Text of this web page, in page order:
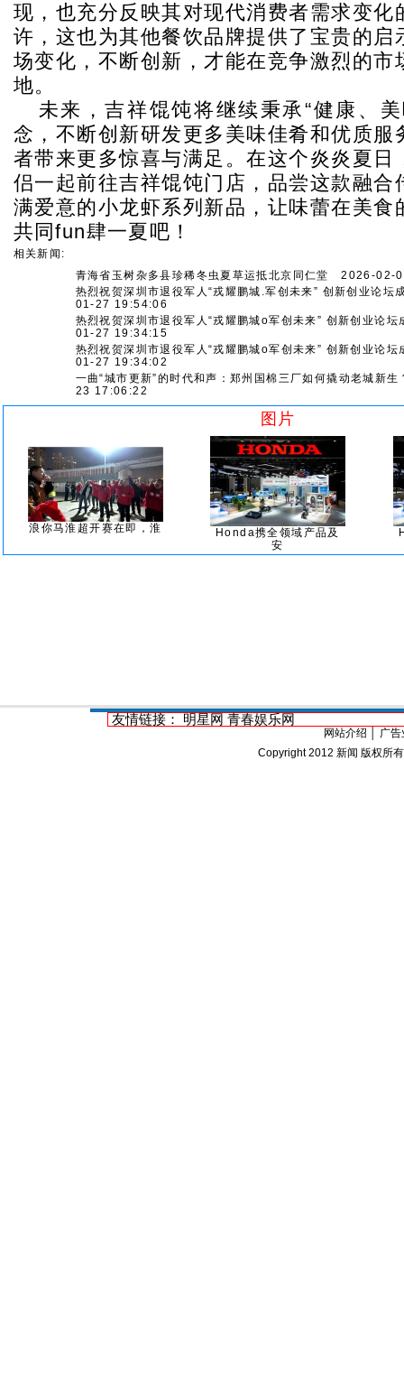
现，也充分反映其对现代消费者需求变化
许，这也为其他餐饮品牌提供了宝贵的启
场变化，不断创新，才能在竞争激烈的市
地。
未来，吉祥馄饨将继续秉承“健康、
念，不断创新研发更多美味佳肴和优质服
者带来更多惊喜与满足。在这个炎炎夏日
侣一起前往吉祥馄饨门店，品尝这款融合
满爱意的小龙虾系列新品，让味蕾在美食
共同fun肆一夏吧！
相关新闻:
青海省玉树杂多县珍稀冬虫夏草运抵北京同仁堂
2026-02-
热烈祝贺深圳市退役军人“戎耀鹏城.军创未来” 创新创业论坛
01-27 19:54:06
热烈祝贺深圳市退役军人“戎耀鹏城o军创未来” 创新创业论坛
01-27 19:34:15
热烈祝贺深圳市退役军人“戎耀鹏城o军创未来” 创新创业论坛
01-27 19:34:02
一曲“城市更新”的时代和声：郑州国棉三厂如何撬动老城新生
23 17:06:22
图片
浪你马淮超开赛在即，淮
Honda携全领域产品及
安
友情链接： 明星网 青春娱乐网
网站介绍
广告
Copyright 2012 新闻 版权所